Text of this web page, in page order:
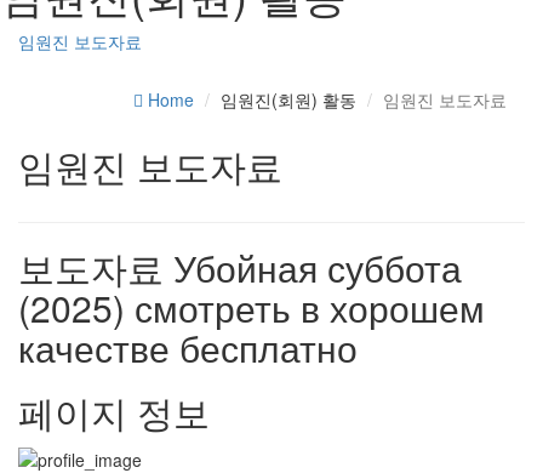
임원진 보도자료
Home 임원진(회원) 활동 임원진 보도자료
임원진 보도자료
보도자료 Убойная суббота
(2025) смотреть в хорошем
качестве бесплатно
페이지 정보